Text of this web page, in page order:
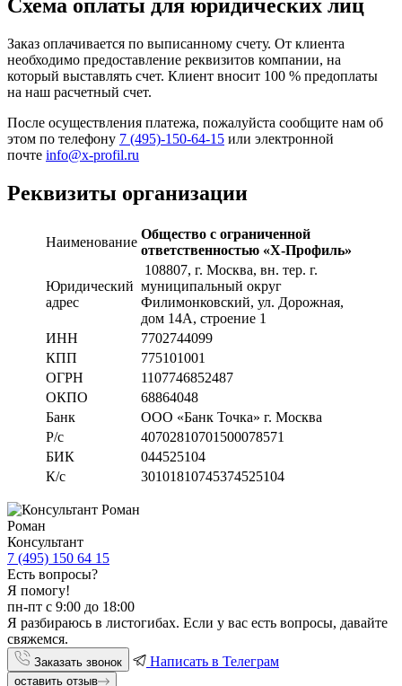
Схема оплаты для юридических лиц
Заказ оплачивается по выписанному счету. От клиента
необходимо предоставление реквизитов компании, на
который выставлять счет. Клиент вносит 100 % предоплаты
на наш расчетный счет.
После осуществления платежа, пожалуйста сообщите нам об
этом по телефону 7 (495)-150-64-15 или электронной
почте info@x-profil.ru
Реквизиты организации
Наименование
Общество с ограниченной
ответственностью «Х-Профиль»
Юридический
адрес
108807, г. Москва, вн. тер. г.
муниципальный округ
Филимонковский, ул. Дорожная,
дом 14А, строение 1
ИНН
7702744099
КПП
775101001
ОГРН
1107746852487
ОКПО
68864048
Банк
ООО «Банк Точка» г. Москва
Р/с
40702810701500078571
БИК
044525104
К/с
30101810745374525104
Роман
Консультант
7 (495) 150 64 15
Есть вопросы?
Я помогу!
пн-пт с 9:00 до 18:00
Я разбираюсь в листогибах. Если у вас есть вопросы, давайте
свяжемся.
Заказать звонок Написать в Телеграм
оставить отзыв